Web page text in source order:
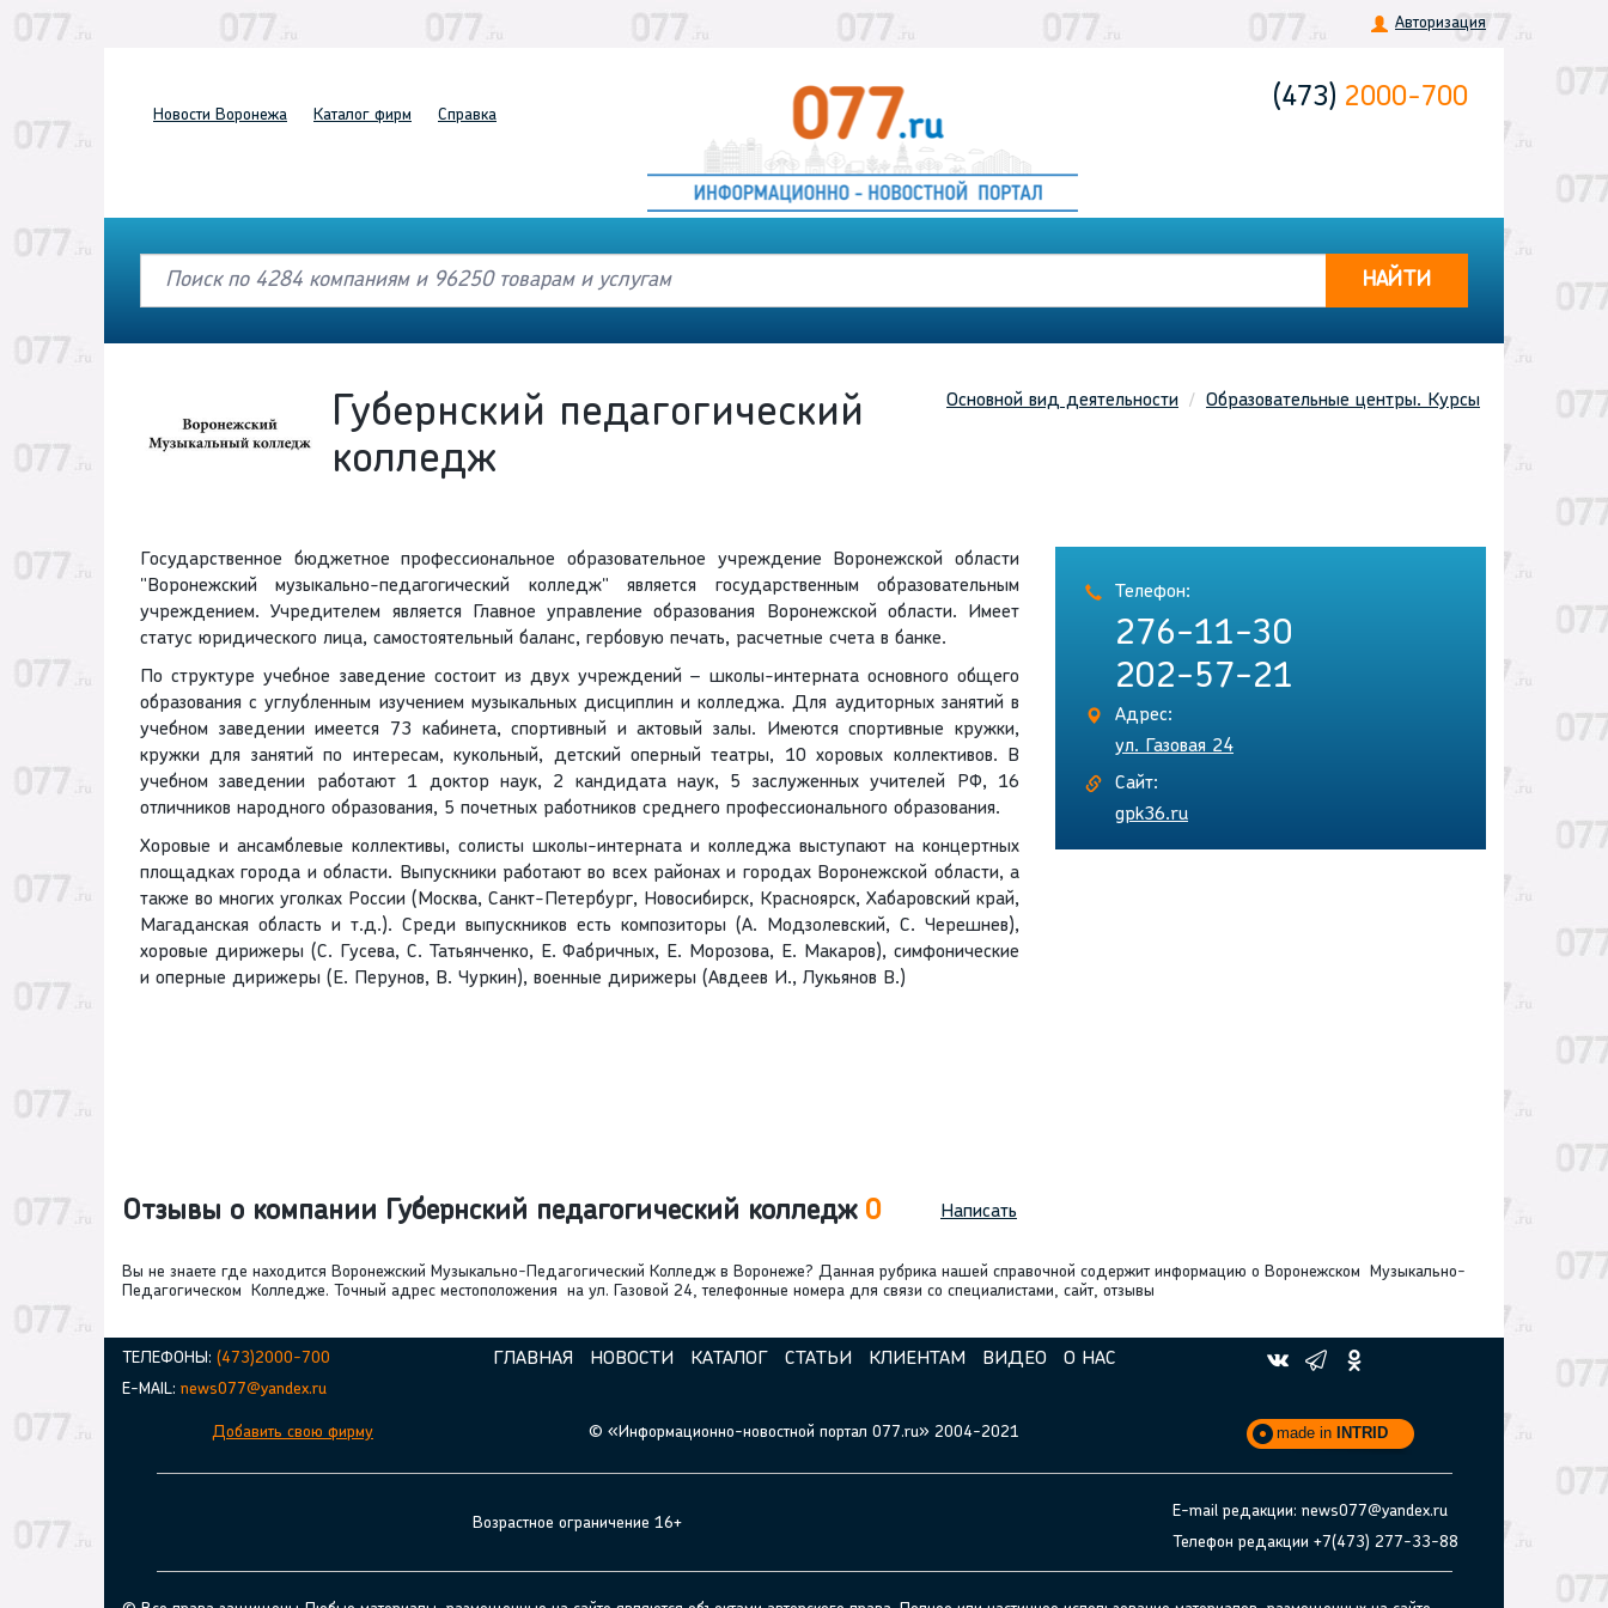
Авторизация
Новости Воронежа Каталог фирм Справка
(473) 2000-700
НАЙТИ
Основной вид деятельности Образовательные центры. Курсы
Губернский педагогический
колледж
Государственное бюджетное профессиональное образовательное учреждение Воронежской области
"Воронежский музыкально-педагогический колледж" является государственным образовательным
учреждением. Учредителем является Главное управление образования Воронежской области. Имеет
статус юридического лица, самостоятельный баланс, гербовую печать, расчетные счета в банке.
По структуре учебное заведение состоит из двух учреждений – школы-интерната основного общего
образования с углубленным изучением музыкальных дисциплин и колледжа. Для аудиторных занятий в
учебном заведении имеется 73 кабинета, спортивный и актовый залы. Имеются спортивные кружки,
кружки для занятий по интересам, кукольный, детский оперный театры, 10 хоровых коллективов. В
учебном заведении работают 1 доктор наук, 2 кандидата наук, 5 заслуженных учителей РФ, 16
отличников народного образования, 5 почетных работников среднего профессионального образования.
Хоровые и ансамблевые коллективы, солисты школы-интерната и колледжа выступают на концертных
площадках города и области. Выпускники работают во всех районах и городах Воронежской области, а
также во многих уголках России (Москва, Санкт-Петербург, Новосибирск, Красноярск, Хабаровский край,
Магаданская область и т.д.). Среди выпускников есть композиторы (А. Модзолевский, С. Черешнев),
хоровые дирижеры (С. Гусева, С. Татьянченко, Е. Фабричных, Е. Морозова, Е. Макаров), симфонические
и оперные дирижеры (Е. Перунов, В. Чуркин), военные дирижеры (Авдеев И., Лукьянов В.)
Телефон:
276-11-30
202-57-21
Адрес:
ул. Газовая 24
Сайт:
gpk36.ru
Отзывы о компании Губернский педагогический колледж 0 Написать
Вы не знаете где находится Воронежский Музыкально-Педагогический Колледж в Воронеже? Данная рубрика нашей справочной содержит информацию о Воронежском Музыкально-
Педагогическом Колледже. Точный адрес местоположения на ул. Газовой 24, телефонные номера для связи со специалистами, сайт, отзывы
ТЕЛЕФОНЫ: (473)2000-700
E-MAIL: news077@yandex.ru
Добавить свою фирму
ГЛАВНАЯ НОВОСТИ КАТАЛОГ СТАТЬИ КЛИЕНТАМ ВИДЕО О НАС
© «Информационно-новостной портал 077.ru» 2004-2021 made in INTRID
Возрастное ограничение 16+
E-mail редакции: news077@yandex.ru
Телефон редакции +7(473) 277-33-88